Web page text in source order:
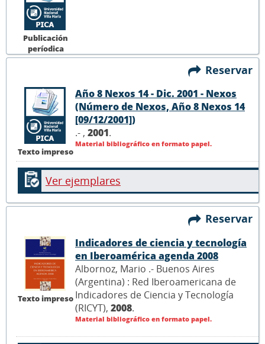
Publicación
períodica
Reservar
Texto impreso
Año 8 Nexos 14 - Dic. 2001 - Nexos
(Número de Nexos, Año 8 Nexos 14
[09/12/2001])
.- , 2001.
Material bibliográfico en formato papel.
Ver ejemplares
Reservar
Texto impreso
Indicadores de ciencia y tecnología
en Iberoamérica agenda 2008
Albornoz, Mario .- Buenos Aires
(Argentina) : Red Iberoamericana de
Indicadores de Ciencia y Tecnología
(RICYT), 2008.
Material bibliográfico en formato papel.